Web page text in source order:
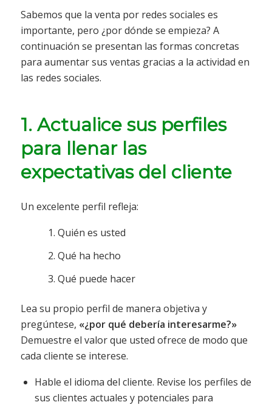
Sabemos que la venta por redes sociales es
importante, pero ¿por dónde se empieza? A
continuación se presentan las formas concretas
para aumentar sus ventas gracias a la actividad en
las redes sociales.
1. Actualice sus perfiles
para llenar las
expectativas del cliente
Un excelente perfil refleja:
Quién es usted
Qué ha hecho
Qué puede hacer
Lea su propio perfil de manera objetiva y
pregúntese, «¿por qué debería interesarme?»
Demuestre el valor que usted ofrece de modo que
cada cliente se interese.
Hable el idioma del cliente. Revise los perfiles de
sus clientes actuales y potenciales para